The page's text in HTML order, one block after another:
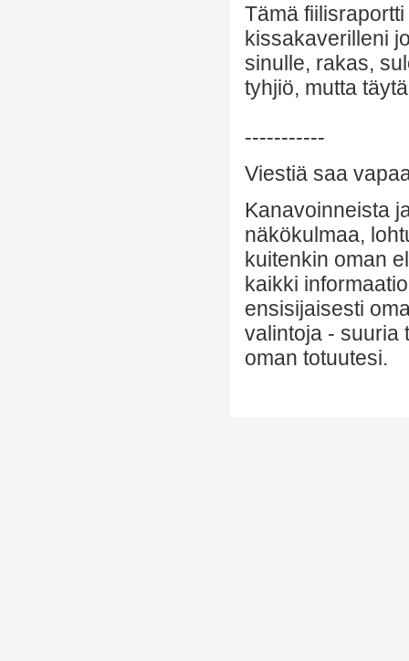
Tämä
kissakaverilleni
sinulle, rakas,
tyhjiö, mutta
-----------
Viestiä saa
Kanavoinneista
näkökulmaa,
kuitenkin oman
kaikki
ensisijaisesti
valintoja - suuria
oman totuutesi.